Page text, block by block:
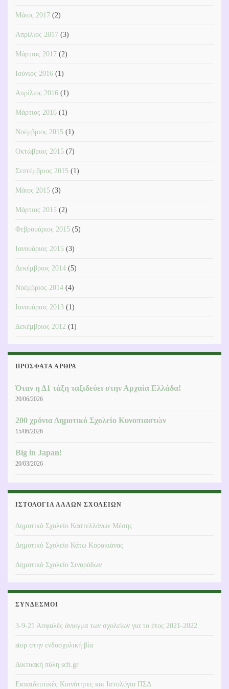
Μάιος 2017 (2)
Απρίλιος 2017 (3)
Μάρτιος 2017 (2)
Ιούνιος 2016 (1)
Απρίλιος 2016 (1)
Μάρτιος 2016 (1)
Νοέμβριος 2015 (1)
Οκτώβριος 2015 (7)
Σεπτέμβριος 2015 (1)
Μάιος 2015 (3)
Μάρτιος 2015 (2)
Φεβρουάριος 2015 (5)
Ιανουάριος 2015 (3)
Δεκέμβριος 2014 (5)
Νοέμβριος 2014 (4)
Ιανουάριος 2013 (1)
Δεκέμβριος 2012 (1)
ΠΡΌΣΦΑΤΑ ΆΡΘΡΑ
Όταν η Δ1 τάξη ταξιδεύει στην Αρχαία Ελλάδα!
20/06/2026
200 χρόνια Δημοτικό Σχολείο Κυνοπιαστών
15/06/2026
Big in Japan!
20/03/2026
ΙΣΤΟΛΌΓΙΑ ΆΛΛΩΝ ΣΧΟΛΕΊΩΝ
Δημοτικό Σχολείο Καστελλάνων Μέσης
Δημοτικό Σχολείο Κάτω Κορακιάνας
Δημοτικό Σχολείο Σιναράδων
ΣΎΝΔΕΣΜΟΙ
3-9-21 Ασφαλές άνοιγμα των σχολείων για το έτος 2021-2022
stop στην ενδοσχολική βία
Δικτυακή πύλη sch.gr
Εκπαιδευτικές Κοινότητες και Ιστολόγια ΠΣΔ